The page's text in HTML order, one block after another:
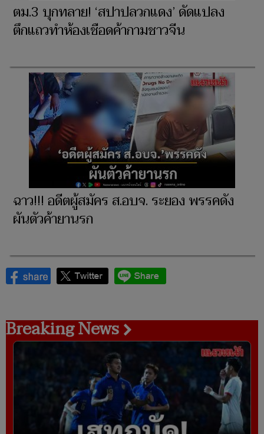
ตม.3 บุกทลาย! ‘สปาปลวกแดง’ ดัดแปลง
ตึกแถวทำห้องเชือดค้ากามชาวจีน
ฉาว!!! อดีตผู้สมัคร ส.อบจ. ระยอง พรรคดัง
ผันตัวค้ายานรก
Breaking News